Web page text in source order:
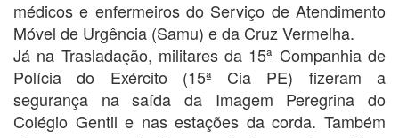
médicos e enfermeiros do Serviço de Atendimento
Móvel de Urgência (Samu) e da Cruz Vermelha.
Já na Trasladação, militares da 15ª Companhia de
Polícia do Exército (15ª Cia PE) fizeram a
segurança na saída da Imagem Peregrina do
Colégio Gentil e nas estações da corda. Também